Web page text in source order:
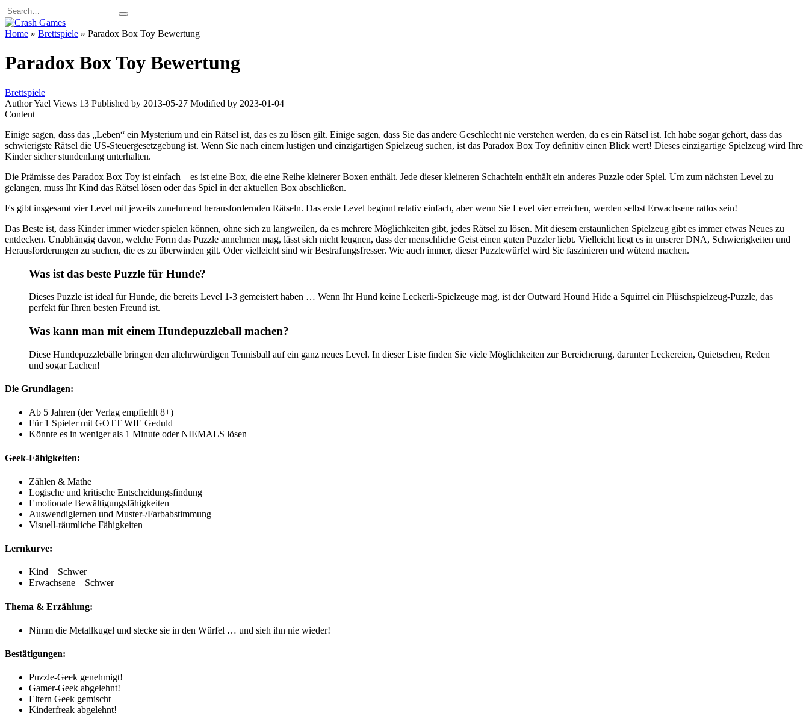
Skip
to
content
Search
for:
Home » Brettspiele » Paradox Box Toy Bewertung
Paradox Box Toy Bewertung
Brettspiele
AuthorYael Views 13 Published by 2013-05-27 Modified by 2023-01-04
Content
Einige sagen, dass das „Leben“ ein Mysterium und ein Rätsel ist, das es zu lösen gilt. Einige sagen, dass Sie das andere Geschlecht nie verstehen werden, da es ein Rätsel ist. Ich habe sogar gehört, dass das
schwierigste Rätsel die US-Steuergesetzgebung ist. Wenn Sie nach einem lustigen und einzigartigen Spielzeug suchen, ist das Paradox Box Toy definitiv einen Blick wert! Dieses einzigartige Spielzeug wird Ihre
Kinder sicher stundenlang unterhalten.
Die Prämisse des Paradox Box Toy ist einfach – es ist eine Box, die eine Reihe kleinerer Boxen enthält. Jede dieser kleineren Schachteln enthält ein anderes Puzzle oder Spiel. Um zum nächsten Level zu
gelangen, muss Ihr Kind das Rätsel lösen oder das Spiel in der aktuellen Box abschließen.
Es gibt insgesamt vier Level mit jeweils zunehmend herausfordernden Rätseln. Das erste Level beginnt relativ einfach, aber wenn Sie Level vier erreichen, werden selbst Erwachsene ratlos sein!
Das Beste ist, dass Kinder immer wieder spielen können, ohne sich zu langweilen, da es mehrere Möglichkeiten gibt, jedes Rätsel zu lösen. Mit diesem erstaunlichen Spielzeug gibt es immer etwas Neues zu
entdecken. Unabhängig davon, welche Form das Puzzle annehmen mag, lässt sich nicht leugnen, dass der menschliche Geist einen guten Puzzler liebt. Vielleicht liegt es in unserer DNA, Schwierigkeiten und
Herausforderungen zu suchen, die es zu überwinden gilt. Oder vielleicht sind wir Bestrafungsfresser. Wie auch immer, dieser Puzzlewürfel wird Sie faszinieren und wütend machen.
Was ist das beste Puzzle für Hunde?
Dieses Puzzle ist ideal für Hunde, die bereits Level 1-3 gemeistert haben … Wenn Ihr Hund keine Leckerli-Spielzeuge mag, ist der Outward Hound Hide a Squirrel ein Plüschspielzeug-Puzzle, das
perfekt für Ihren besten Freund ist.
Was kann man mit einem Hundepuzzleball machen?
Diese Hundepuzzlebälle bringen den altehrwürdigen Tennisball auf ein ganz neues Level. In dieser Liste finden Sie viele Möglichkeiten zur Bereicherung, darunter Leckereien, Quietschen, Reden
und sogar Lachen!
Die Grundlagen:
Ab 5 Jahren (der Verlag empfiehlt 8+)
Für 1 Spieler mit GOTT WIE Geduld
Könnte es in weniger als 1 Minute oder NIEMALS lösen
Geek-Fähigkeiten:
Zählen & Mathe
Logische und kritische Entscheidungsfindung
Emotionale Bewältigungsfähigkeiten
Auswendiglernen und Muster-/Farbabstimmung
Visuell-räumliche Fähigkeiten
Lernkurve:
Kind – Schwer
Erwachsene – Schwer
Thema & Erzählung:
Nimm die Metallkugel und stecke sie in den Würfel … und sieh ihn nie wieder!
Bestätigungen:
Puzzle-Geek genehmigt!
Gamer-Geek abgelehnt!
Eltern Geek gemischt
Kinderfreak abgelehnt!